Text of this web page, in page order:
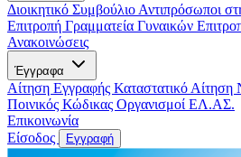
Διοικητικό Συμβούλιο Αντιπρόσωποι
Επιτροπή Γραμματεία Γυναικών
Ανακοινώσεις
Έγγραφα
Αίτηση Εγγραφής Καταστατικό Αίτηση
Ποινικός Κώδικας Οργανισμοί ΕΛ.ΑΣ.
Επικοινωνία
Είσοδος
Εγγραφή